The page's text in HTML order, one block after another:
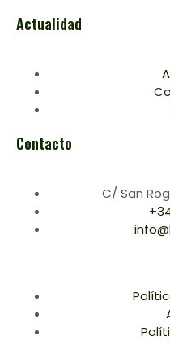
Actualidad
Contacto
C/ San